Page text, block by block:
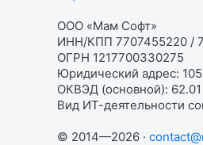
ООО «Мам Софт»
ИНН/КПП 7707455220 /
ОГРН 1217700330275
Юридический адрес:
ОКВЭД (основной): 62.01
Вид ИТ-деятельности
© 2014—2026 ·